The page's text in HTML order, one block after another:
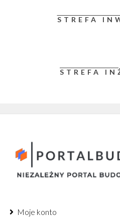
STREFA
STREFA
Moje konto